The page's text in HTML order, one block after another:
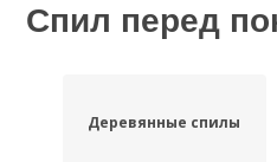
Спил перед
Деревянные спилы